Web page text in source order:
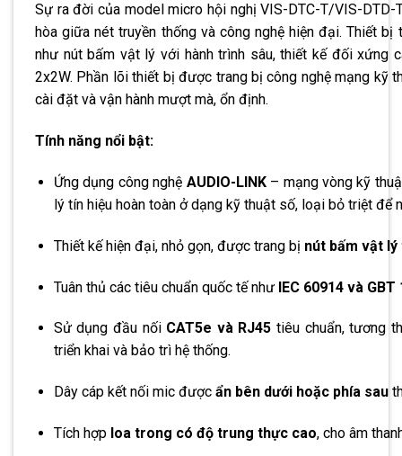
Sự ra đời của model micro hội nghị VIS-DTC-T/VIS-
hòa giữa nét truyền thống và công nghệ hiện đại. Thiết
như nút bấm vật lý với hành trình sâu, thiết kế đối xứng
2x2W. Phần lõi thiết bị được trang bị công nghệ mạng kỹ
cài đặt và vận hành mượt mà, ổn định.
Tính năng nổi bật:
Ứng dụng công nghệ AUDIO-LINK– mạng vòng kỹ
lý tín hiệu hoàn toàn ở dạng kỹ thuật số, loại bỏ triệt để
Thiết kế hiện đại, nhỏ gọn, được trang bị nút bấm vật
Tuân thủ các tiêu chuẩn quốc tế như IEC 60914 và GBT
Sử dụng đầu nối CAT5e và RJ45 tiêu chuẩn, tương
triển khai và bảo trì hệ thống.
Dây cáp kết nối mic được ẩn bên dưới hoặc phía sau
Tích hợp loa trong có độ trung thực cao, cho âm